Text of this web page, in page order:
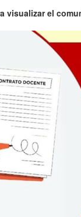
visualizar el